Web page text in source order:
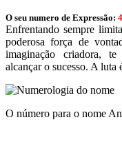
O seu numero de Expressão: 4
Enfrentando sempre
poderosa força de
imaginação criadora,
alcançar o sucesso. A luta
O número para o nome